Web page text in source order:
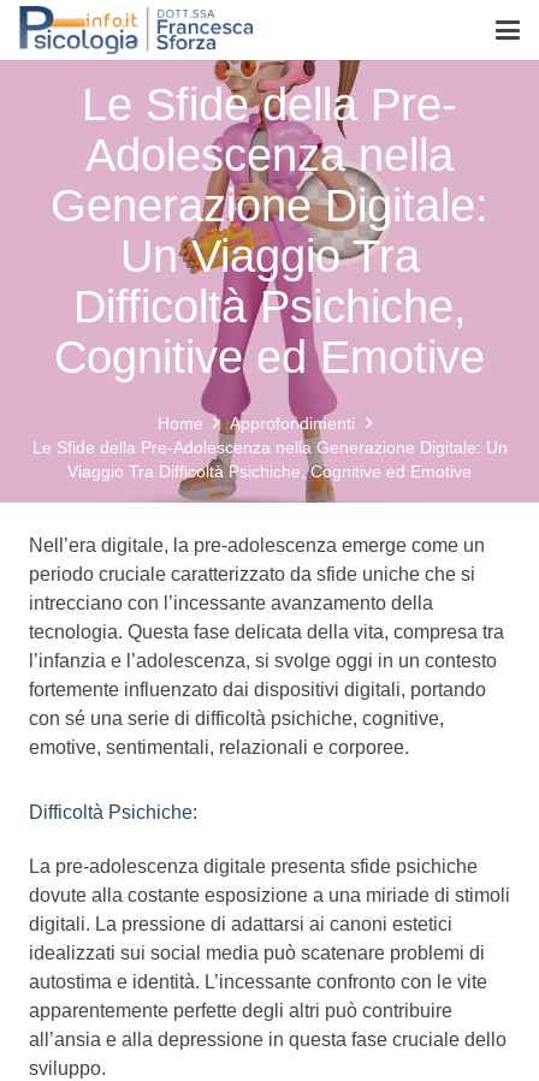
Le Sfide della Pre-
Adolescenza nella
Generazione Digitale:
Un Viaggio Tra
Difficoltà Psichiche,
Cognitive ed Emotive
Home
Approfondimenti
Le Sfide della Pre-Adolescenza nella Generazione Digitale: Un
Viaggio Tra Difficoltà Psichiche, Cognitive ed Emotive
Nell’era digitale, la pre-adolescenza emerge come un
periodo cruciale caratterizzato da sfide uniche che si
intrecciano con l’incessante avanzamento della
tecnologia. Questa fase delicata della vita, compresa tra
l’infanzia e l’adolescenza, si svolge oggi in un contesto
fortemente influenzato dai dispositivi digitali, portando
con sé una serie di difficoltà psichiche, cognitive,
emotive, sentimentali, relazionali e corporee.
Difficoltà Psichiche:
La pre-adolescenza digitale presenta sfide psichiche
dovute alla costante esposizione a una miriade di stimoli
digitali. La pressione di adattarsi ai canoni estetici
idealizzati sui social media può scatenare problemi di
autostima e identità. L’incessante confronto con le vite
apparentemente perfette degli altri può contribuire
all’ansia e alla depressione in questa fase cruciale dello
sviluppo.